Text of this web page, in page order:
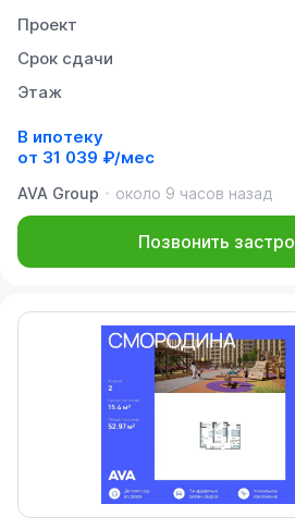
Проект
Срок сдачи
Этаж
В ипотеку
от 31 039 ₽/мес
AVA Group
около 9 часов назад
Позвонить